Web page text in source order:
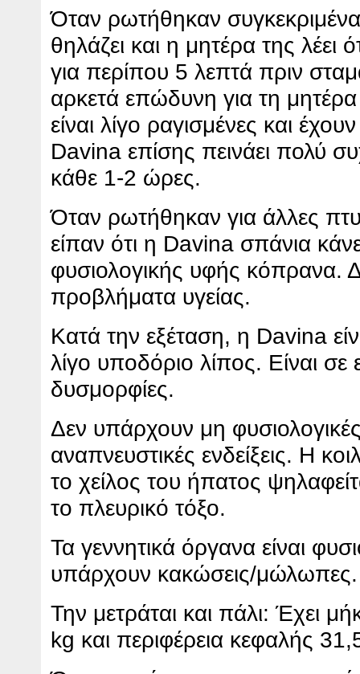
Όταν ρωτήθηκαν
θηλάζει και η μητέρα της λέει
για περίπου 5 λεπτά πριν
αρκετά επώδυνη για τη μητέρα
είναι λίγο ραγισμένες και
Davina επίσης πεινάει πολύ
κάθε 1-2 ώρες.
Όταν ρωτήθηκαν για άλλες
είπαν ότι η Davina σπάνια
φυσιολογικής υφής κόπρανα.
προβλήματα υγείας.
Κατά την εξέταση, η Davina
λίγο υποδόριο λίπος. Είναι σε
δυσμορφίες.
Δεν υπάρχουν μη
αναπνευστικές ενδείξεις. Η
το χείλος του ήπατος
το πλευρικό τόξο.
Τα γεννητικά όργανα είναι
υπάρχουν κακώσεις/μώλωπες.
Την μετράται και πάλι: Έχει
kg και περιφέρεια κεφαλής